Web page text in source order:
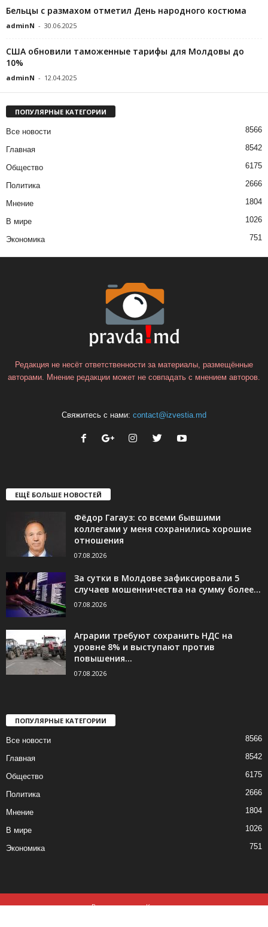
Бельцы с размахом отметил День народного костюма
adminN - 30.06.2025
США обновили таможенные тарифы для Молдовы до
10%
adminN - 12.04.2025
ПОПУЛЯРНЫЕ КАТЕГОРИИ
Все новости 8566
Главная 8542
Общество 6175
Политика 2666
Мнение 1804
В мире 1026
Экономика 751
Редакция не несёт ответственности за материалы, размещённые
авторами. Мнение редакции может не совпадать с мнением авторов.
Свяжитесь с нами: contact@izvestia.md
ЕЩЁ БОЛЬШЕ НОВОСТЕЙ
Фёдор Гагауз: со всеми бывшими
коллегами у меня сохранились хорошие
отношения
07.08.2026
За сутки в Молдове зафиксировали 5
случаев мошенничества на сумму более...
07.08.2026
Аграрии требуют сохранить НДС на
уровне 8% и выступают против
повышения...
07.08.2026
ПОПУЛЯРНЫЕ КАТЕГОРИИ
Все новости 8566
Главная 8542
Общество 6175
Политика 2666
Мнение 1804
В мире 1026
Экономика 751
Все новости
Контакты